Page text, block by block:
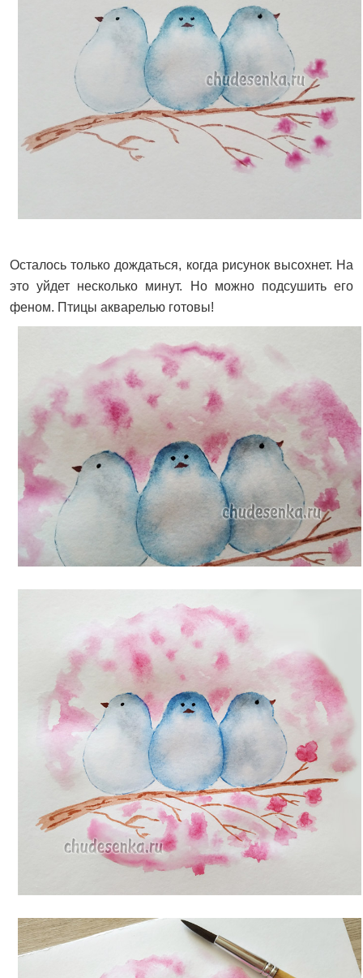
Осталось только дождаться, когда рисунок высохнет. На
это уйдет несколько минут. Но можно подсушить его
феном. Птицы акварелью готовы!